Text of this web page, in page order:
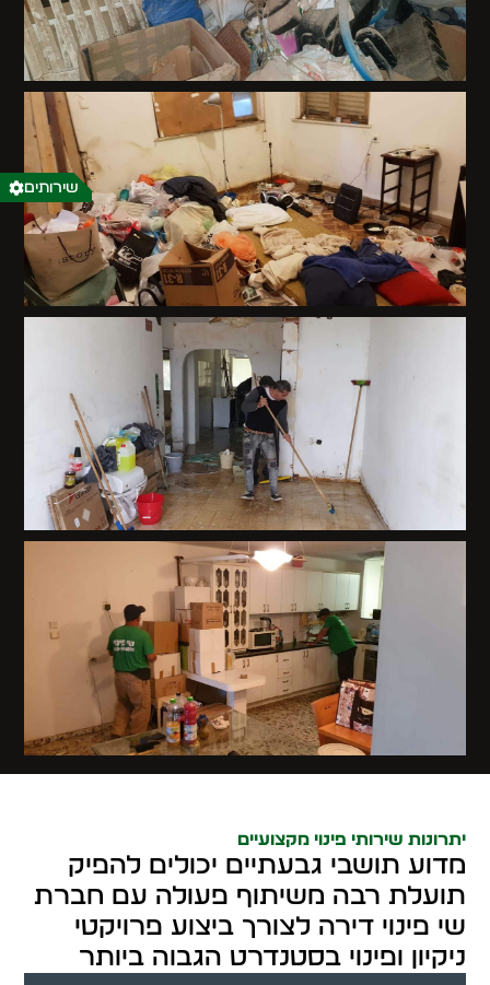
יתרונות שירותי פינוי מקצועיים
מדוע תושבי גבעתיים יכולים להפיק
תועלת רבה משיתוף פעולה עם חברת
שי פינוי דירה לצורך ביצוע פרויקטי
ניקיון ופינוי בסטנדרט הגבוה ביותר
שירותים